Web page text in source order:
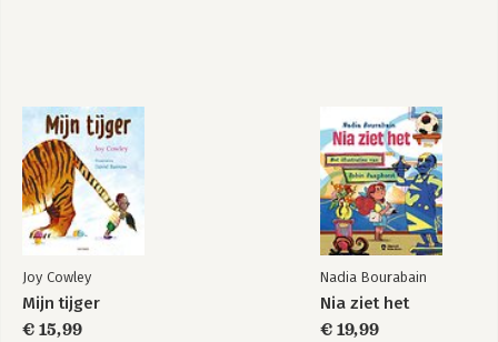
Joy Cowley
Mijn tijger
€ 15,99
Nadia Bourabain
Nia ziet het
€ 19,99